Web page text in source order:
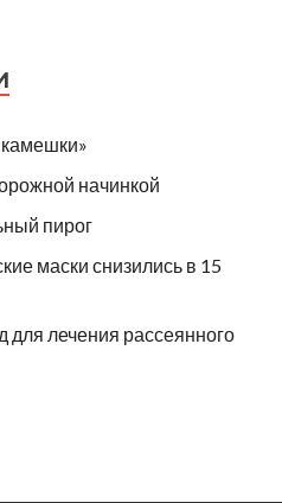
начинкой
пирог
маски снизились в 15
для лечения рассеянного